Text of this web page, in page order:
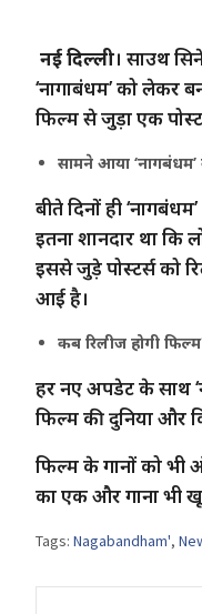
नई दिल्ली। साउथ
‘नागाबंधम’ को लेकर
फिल्म से जुड़ा एक
सामने आया ‘नागबंधम’
बीते दिनों ही
इतना शानदार था
इससे जुड़े पोस्टर्स को
आई है।
कब रिलीज होगी
हर नए अपडेट के साथ
फिल्म की दुनिया और
फिल्म के गानों को भी
का एक और गाना भी
Tags: Nagabandham',